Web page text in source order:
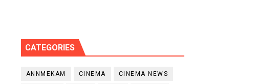
CATEGORIES
ANNMEKAM CINEMA CINEMA NEWS